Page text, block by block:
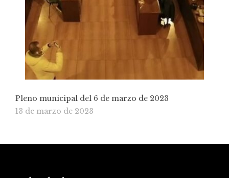
Pleno municipal del 6 de marzo de 2023
13 de marzo de 2023